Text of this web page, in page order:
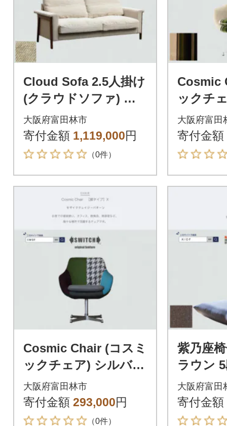
Cloud Sofa 2.5人掛け
(クラウドソファ) リ
ネン【SWOF】
大阪府富田林市
寄付金額 1,119,000円
（0件）
Cosmic
ックチ
X脚 グ
イプ【
大阪府富田
寄付金額
Cosmic Chair (コスミ
ックチェア) シルバー
X脚 モザイククレイ
ジーパターン【SWO
F】
大阪府富田林市
寄付金額 293,000円
（0件）
紫乃座
ラウン
ニング
大阪府富田
寄付金額